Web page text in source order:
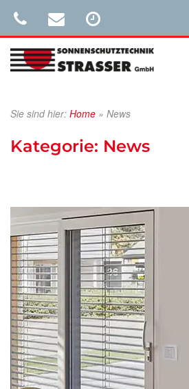
Sie sind hier: Home » News
Kategorie: News